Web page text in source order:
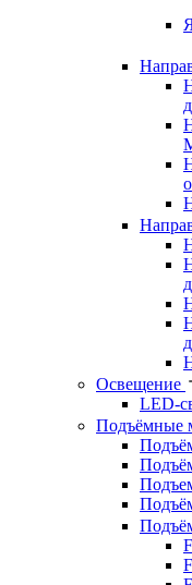
Освещение
LED-
Подъёмные